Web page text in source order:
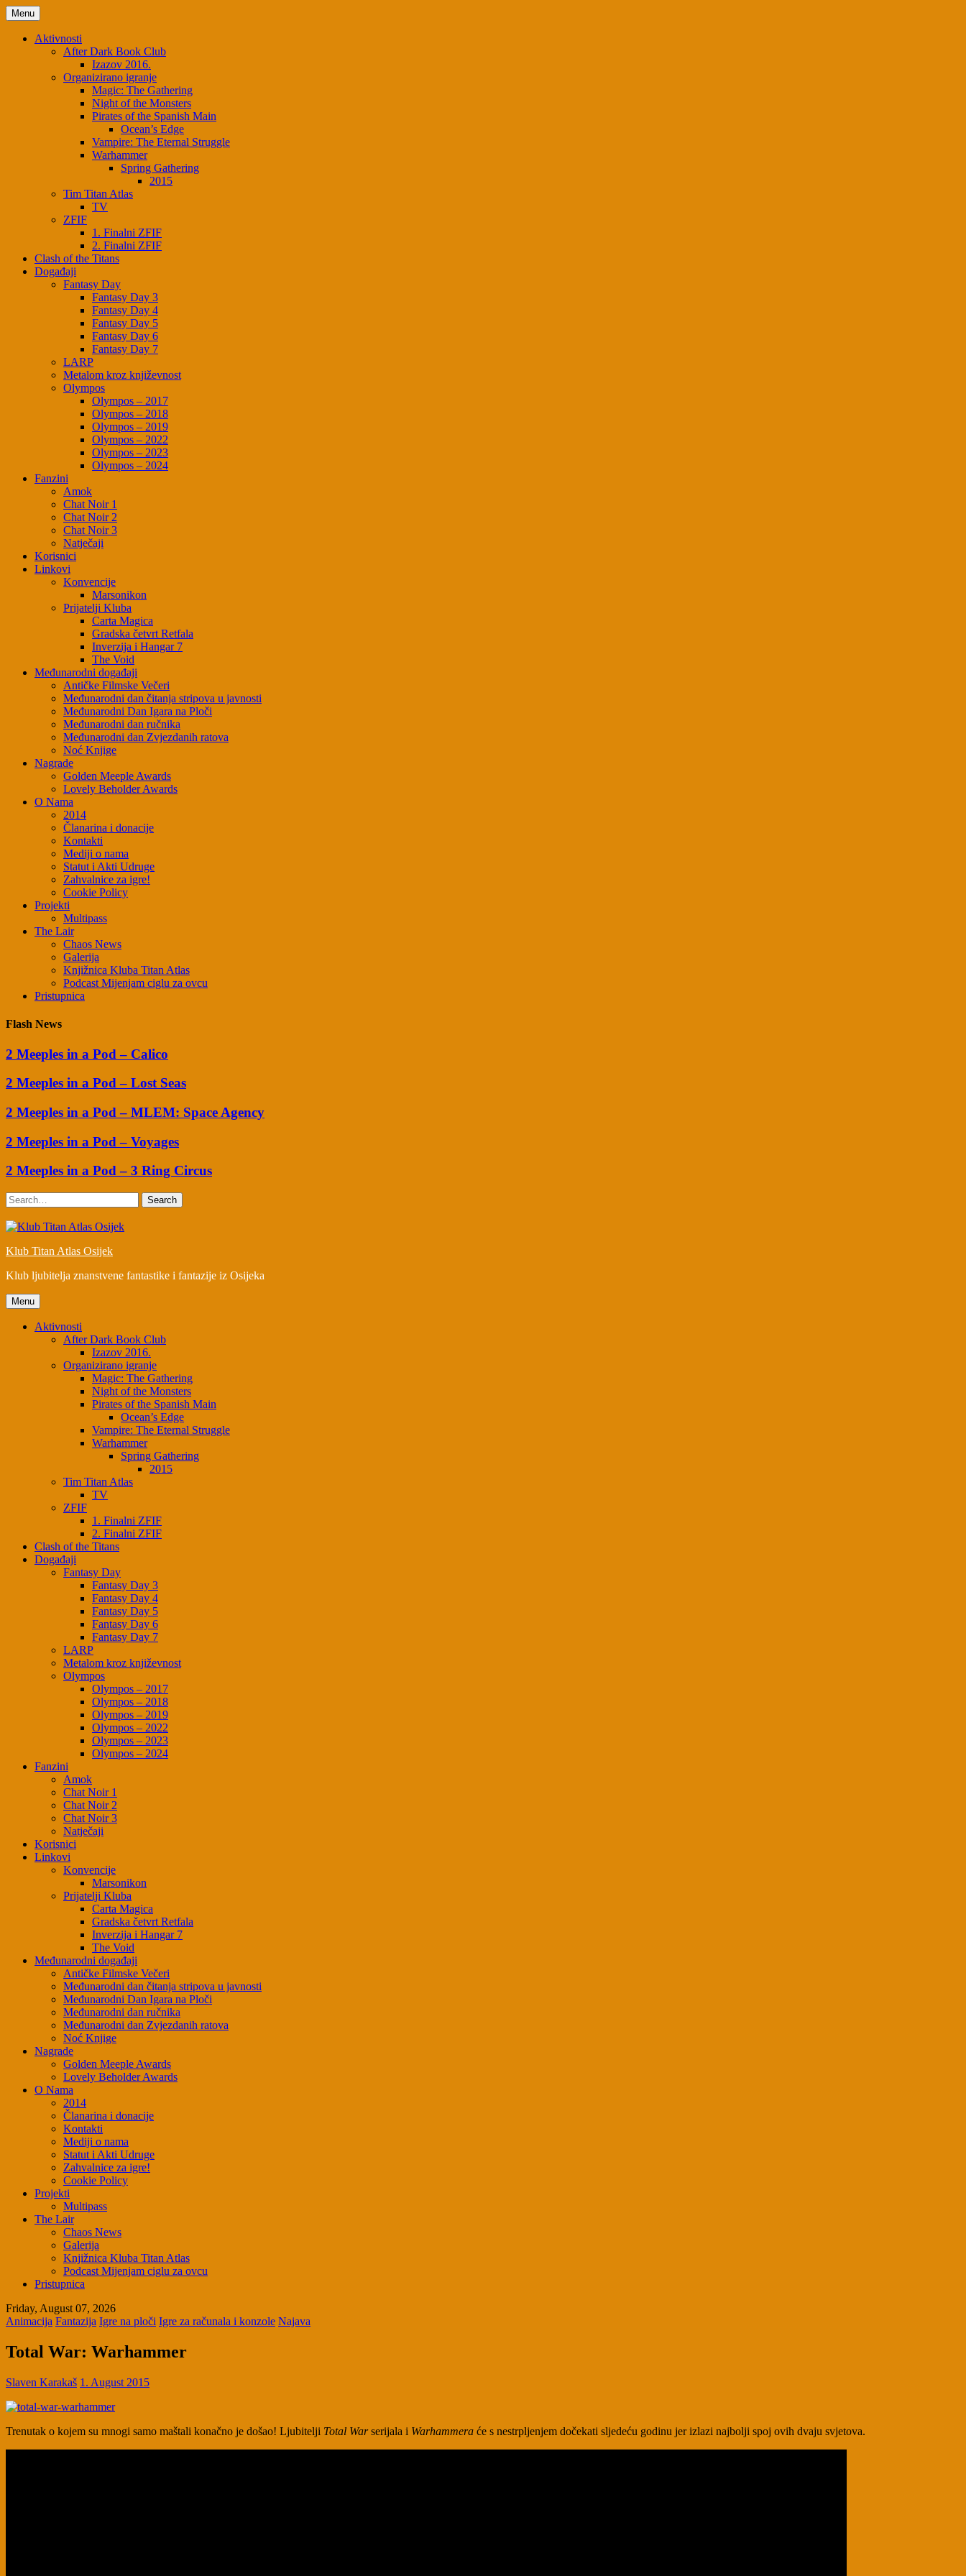
Skip
to
content
Menu
Aktivnosti
After Dark Book Club
Izazov 2016.
Organizirano igranje
Magic: The Gathering
Night of the Monsters
Pirates of the Spanish Main
Ocean’s Edge
Vampire: The Eternal Struggle
Warhammer
Spring Gathering
2015
Tim Titan Atlas
TV
ZFIF
1. Finalni ZFIF
2. Finalni ZFIF
Clash of the Titans
Događaji
Fantasy Day
Fantasy Day 3
Fantasy Day 4
Fantasy Day 5
Fantasy Day 6
Fantasy Day 7
LARP
Metalom kroz književnost
Olympos
Olympos – 2017
Olympos – 2018
Olympos – 2019
Olympos – 2022
Olympos – 2023
Olympos – 2024
Fanzini
Amok
Chat Noir 1
Chat Noir 2
Chat Noir 3
Natječaji
Korisnici
Linkovi
Konvencije
Marsonikon
Prijatelji Kluba
Carta Magica
Gradska četvrt Retfala
Inverzija i Hangar 7
The Void
Međunarodni događaji
Antičke Filmske Večeri
Međunarodni dan čitanja stripova u javnosti
Međunarodni Dan Igara na Ploči
Međunarodni dan ručnika
Međunarodni dan Zvjezdanih ratova
Noć Knjige
Nagrade
Golden Meeple Awards
Lovely Beholder Awards
O Nama
2014
Članarina i donacije
Kontakti
Mediji o nama
Statut i Akti Udruge
Zahvalnice za igre!
Cookie Policy
Projekti
Multipass
The Lair
Chaos News
Galerija
Knjižnica Kluba Titan Atlas
Podcast Mijenjam ciglu za ovcu
Pristupnica
Flash News
2 Meeples in a Pod – Calico
2 Meeples in a Pod – Lost Seas
2 Meeples in a Pod – MLEM: Space Agency
2 Meeples in a Pod – Voyages
2 Meeples in a Pod – 3 Ring Circus
Search
Klub Titan Atlas Osijek
Klub ljubitelja znanstvene fantastike i fantazije iz Osijeka
Menu
Aktivnosti
After Dark Book Club
Izazov 2016.
Organizirano igranje
Magic: The Gathering
Night of the Monsters
Pirates of the Spanish Main
Ocean’s Edge
Vampire: The Eternal Struggle
Warhammer
Spring Gathering
2015
Tim Titan Atlas
TV
ZFIF
1. Finalni ZFIF
2. Finalni ZFIF
Clash of the Titans
Događaji
Fantasy Day
Fantasy Day 3
Fantasy Day 4
Fantasy Day 5
Fantasy Day 6
Fantasy Day 7
LARP
Metalom kroz književnost
Olympos
Olympos – 2017
Olympos – 2018
Olympos – 2019
Olympos – 2022
Olympos – 2023
Olympos – 2024
Fanzini
Amok
Chat Noir 1
Chat Noir 2
Chat Noir 3
Natječaji
Korisnici
Linkovi
Konvencije
Marsonikon
Prijatelji Kluba
Carta Magica
Gradska četvrt Retfala
Inverzija i Hangar 7
The Void
Međunarodni događaji
Antičke Filmske Večeri
Međunarodni dan čitanja stripova u javnosti
Međunarodni Dan Igara na Ploči
Međunarodni dan ručnika
Međunarodni dan Zvjezdanih ratova
Noć Knjige
Nagrade
Golden Meeple Awards
Lovely Beholder Awards
O Nama
2014
Članarina i donacije
Kontakti
Mediji o nama
Statut i Akti Udruge
Zahvalnice za igre!
Cookie Policy
Projekti
Multipass
The Lair
Chaos News
Galerija
Knjižnica Kluba Titan Atlas
Podcast Mijenjam ciglu za ovcu
Pristupnica
Friday, August 07, 2026
Animacija Fantazija Igre na ploči Igre za računala i konzole Najava
Total War: Warhammer
Slaven Karakaš 1. August 2015
Trenutak o kojem su mnogi samo maštali konačno je došao! Ljubitelji Total Warserijala i Warhammera će s nestrpljenjem dočekati sljedeću godinu jer izlazi najbolji spoj ovih dvaju svjetova.